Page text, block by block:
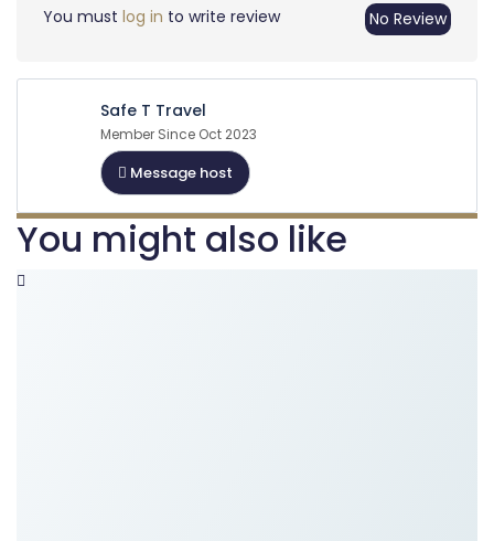
You must log in to write review No Review
Safe T Travel
Member Since Oct 2023
Message host
You might also like